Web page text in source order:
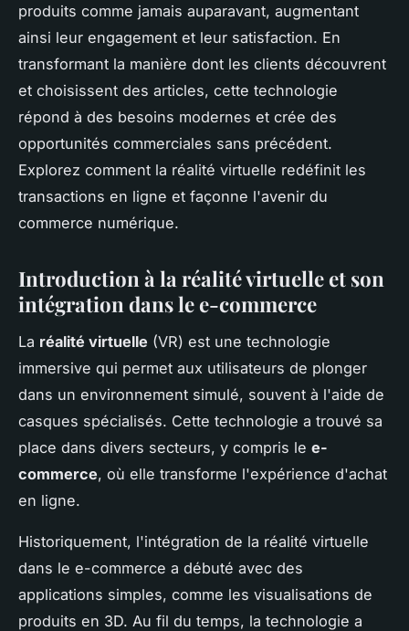
produits comme jamais auparavant, augmentant
ainsi leur engagement et leur satisfaction. En
transformant la manière dont les clients découvrent
et choisissent des articles, cette technologie
répond à des besoins modernes et crée des
opportunités commerciales sans précédent.
Explorez comment la réalité virtuelle redéfinit les
transactions en ligne et façonne l'avenir du
commerce numérique.
Introduction à la réalité virtuelle et son
intégration dans le e-commerce
La réalité virtuelle (VR) est une technologie
immersive qui permet aux utilisateurs de plonger
dans un environnement simulé, souvent à l'aide de
casques spécialisés. Cette technologie a trouvé sa
place dans divers secteurs, y compris le e-
commerce, où elle transforme l'expérience d'achat
en ligne.
Historiquement, l'intégration de la réalité virtuelle
dans le e-commerce a débuté avec des
applications simples, comme les visualisations de
produits en 3D. Au fil du temps, la technologie a